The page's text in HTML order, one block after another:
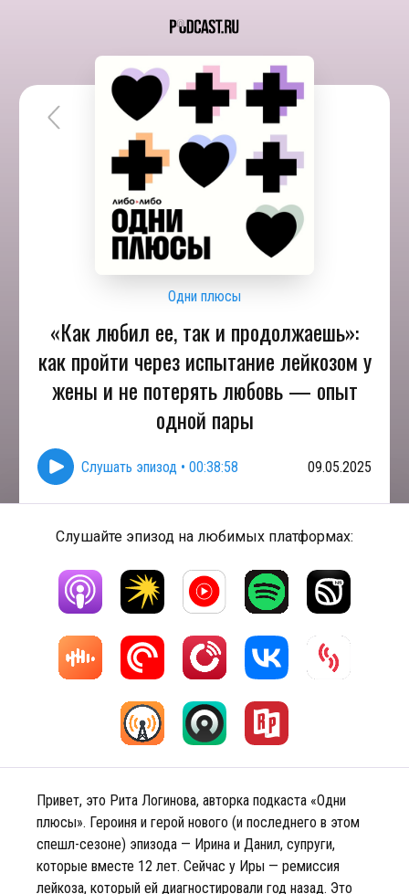
Одни плюсы
«Как любил ее, так и продолжаешь»:
как пройти через испытание лейкозом у
жены и не потерять любовь — опыт
одной пары
Слушать эпизод • 00:38:58 09.05.2025
Слушайте эпизод на любимых платформах:
Привет, это Рита Логинова, авторка подкаста «Одни
плюсы». Героиня и герой нового (и последнего в этом
спешл-сезоне) эпизода — Ирина и Данил, супруги,
которые вместе 12 лет. Сейчас у Иры — ремиссия
лейкоза, который ей диагностировали год назад. Это